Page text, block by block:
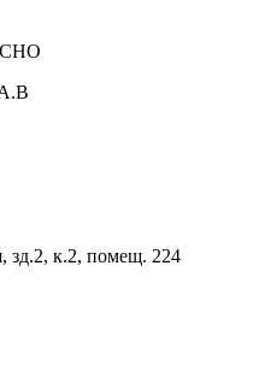
зд.2, к.2, помещ. 224